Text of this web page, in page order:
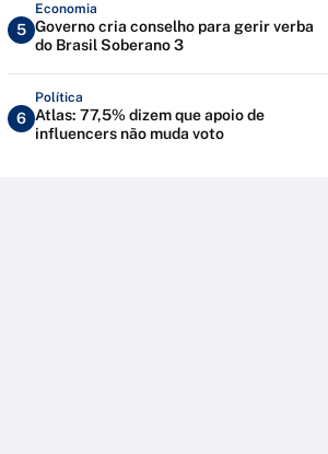
5
Economia
Governo cria conselho para gerir verba
do Brasil Soberano 3
6
Política
Atlas: 77,5% dizem que apoio de
influencers não muda voto